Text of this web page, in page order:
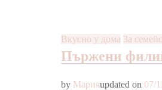
Вкусно у дома За
Пържени
by Марияupdated on 07/